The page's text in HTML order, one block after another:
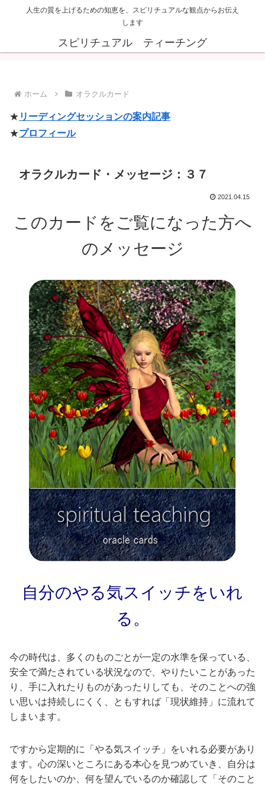
人生の質を上げるための知恵を、スピリチュアルな観点からお伝え
します
スピリチュアル ティーチング
ホーム オラクルカード
★ リーディングセッションの案内記事
★プロフィール
オラクルカード・メッセージ：３７
2021.04.15
このカードをご覧になった方へ
のメッセージ
自分のやる気スイッチをいれ
る。
今の時代は、多くのものごとが一定の水準を保っている、
安全で満たされている状況なので、やりたいことがあった
り、手に入れたりものがあったりしても、そのことへの強
い思いは持続しにくく、ともすれば「現状維持」に流れて
しまいます。
ですから定期的に「やる気スイッチ」をいれる必要があり
ます。心の深いところにある本心を見つめていき、自分は
何をしたいのか、何を望んでいるのか確認して「そのこと